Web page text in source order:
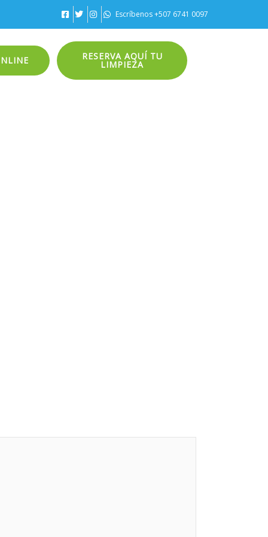
Escríbenos +507 6741 0097
RESERVA AQUÍ TU
LIMPIEZA